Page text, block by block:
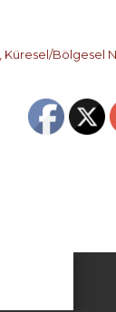
Küresel/Bölgesel